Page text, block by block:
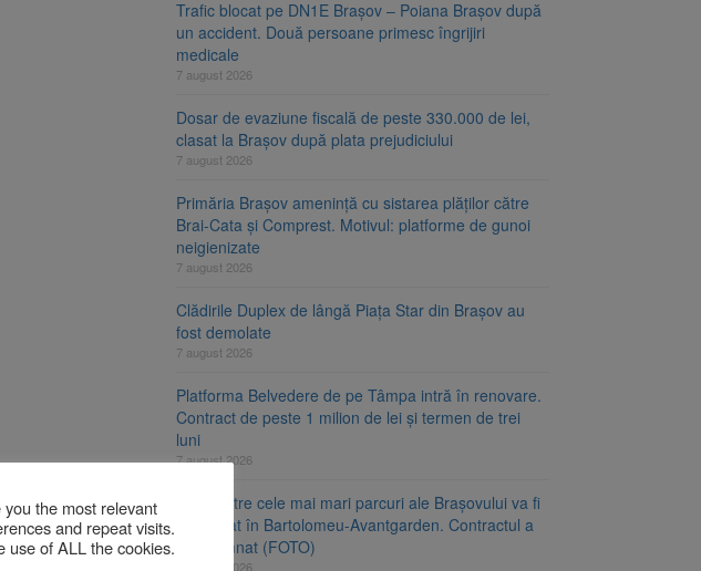
Trafic blocat pe DN1E Brașov – Poiana Brașov după
un accident. Două persoane primesc îngrijiri
medicale
7 august 2026
Dosar de evaziune fiscală de peste 330.000 de lei,
clasat la Brașov după plata prejudiciului
7 august 2026
Primăria Brașov amenință cu sistarea plăților către
Brai-Cata și Comprest. Motivul: platforme de gunoi
neigienizate
7 august 2026
Clădirile Duplex de lângă Piața Star din Brașov au
fost demolate
7 august 2026
Platforma Belvedere de pe Tâmpa intră în renovare.
Contract de peste 1 milion de lei și termen de trei
luni
7 august 2026
Unul dintre cele mai mari parcuri ale Brașovului va fi
amenajat în Bartolomeu-Avantgarden. Contractul a
fost semnat (FOTO)
7 august 2026
the most relevant
and repeat visits.
use of ALL the cookies.